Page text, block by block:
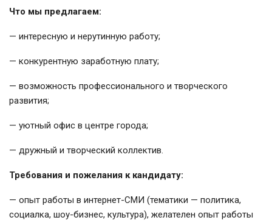
Что мы предлагаем:
— интересную и нерутинную работу;
— конкурентную заработную плату;
— возможность профессионального и творческого
развития;
— уютный офис в центре города;
— дружный и творческий коллектив.
Требования и пожелания к кандидату:
— опыт работы в интернет-СМИ (тематики — политика,
социалка, шоу-бизнес, культура), желателен опыт работы